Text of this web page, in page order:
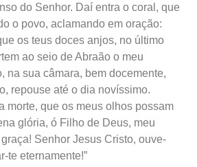
do Senhor. Daí entra o coral, que
o povo, aclamando em oração:
os teus doces anjos, no último
ao seio de Abraão o meu
na sua câmara, bem docemente,
repouse até o dia novíssimo.
morte, que os meus olhos possam
glória, ó Filho de Deus, meu
Senhor Jesus Cristo, ouve-
te eternamente!”